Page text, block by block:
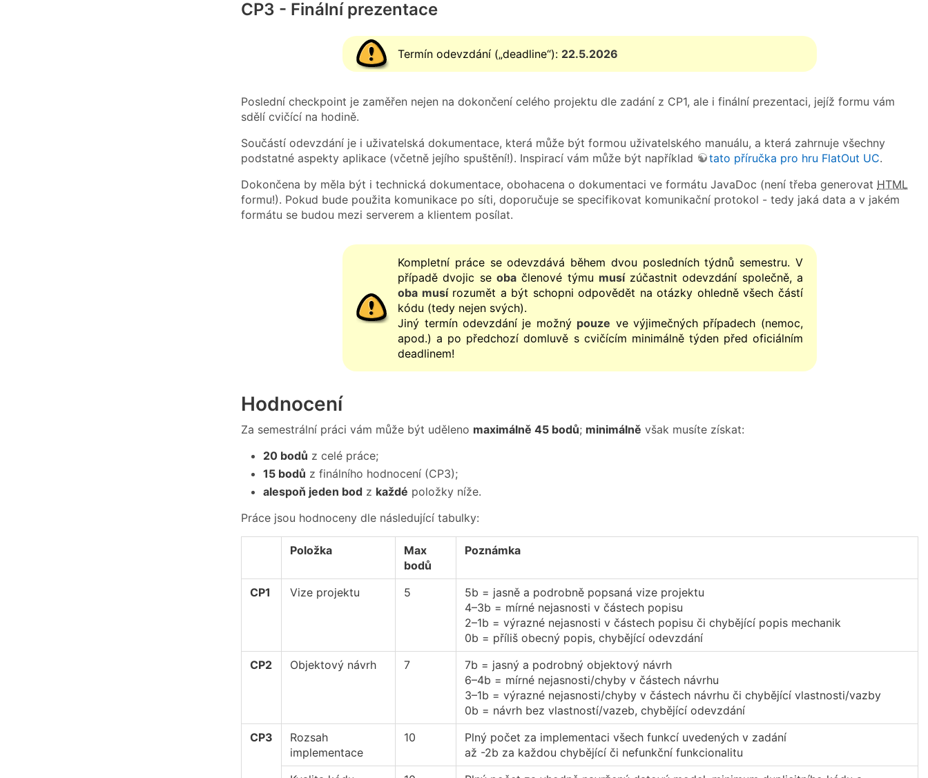
CP3 - Finální prezentace
Termín odevzdání („deadline“): 22.5.2026
Poslední checkpoint je zaměřen nejen na dokončení celého projektu dle zadání z CP1, ale i finální prezentaci, jejíž formu vám
sdělí cvičící na hodině.
Součástí odevzdání je i uživatelská dokumentace, která může být formou uživatelského manuálu, a která zahrnuje všechny
podstatné aspekty aplikace (včetně jejího spuštění!). Inspirací vám může být například
tato příručka pro hru FlatOut UC.
Dokončena by měla být i technická dokumentace, obohacena o dokumentaci ve formátu JavaDoc (není třeba generovat HTML
formu!). Pokud bude použita komunikace po síti, doporučuje se specifikovat komunikační protokol - tedy jaká data a v jakém
formátu se budou mezi serverem a klientem posílat.
Kompletní práce se odevzdává během dvou posledních týdnů semestru. V
případě dvojic se obačlenové týmu musízúčastnit odevzdání společně, a
oba musírozumět a být schopni odpovědět na otázky ohledně všech částí
kódu (tedy nejen svých).
Jiný termín odevzdání je možný pouze ve výjimečných případech (nemoc,
apod.) a po předchozí domluvě s cvičícím minimálně týden před oficiálním
deadlinem!
Hodnocení
Za semestrální práci vám může být uděleno maximálně 45 bodů; minimálně však musíte získat:
20 bodů z celé práce;
15 bodů z finálního hodnocení (CP3);
alespoň jeden bod z každé položky níže.
Práce jsou hodnoceny dle následující tabulky:
Položka
Max
bodů
Poznámka
CP1 Vize projektu 5
5b = jasně a podrobně popsaná vize projektu
4–3b = mírné nejasnosti v částech popisu
2–1b = výrazné nejasnosti v částech popisu či chybějící popis mechanik
0b = příliš obecný popis, chybějící odevzdání
CP2
Objektový návrh 7
7b = jasný a podrobný objektový návrh
6–4b = mírné nejasnosti/chyby v částech návrhu
3–1b = výrazné nejasnosti/chyby v částech návrhu či chybějící vlastnosti/vazby
0b = návrh bez vlastností/vazeb, chybějící odevzdání
CP3
Rozsah
implementace
10
Plný počet za implementaci všech funkcí uvedených v zadání
až -2b za každou chybějící či nefunkční funkcionalitu